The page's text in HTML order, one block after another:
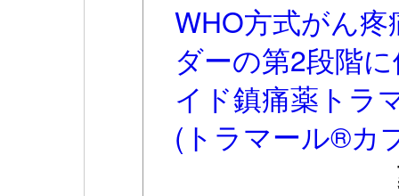
WHO方式がん
ダーの第2段階
イド鎮痛薬トラ
(トラマール®カ